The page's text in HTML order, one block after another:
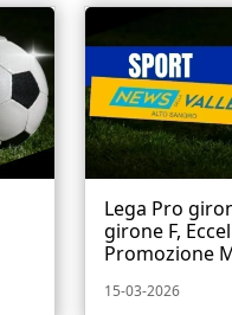
Lega Pro
girone F,
Promozione
15-03-2026